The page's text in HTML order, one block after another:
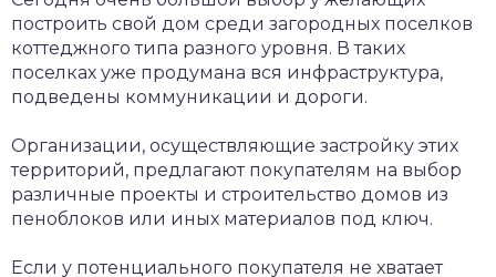
построить свой дом среди загородных поселков
коттеджного типа разного уровня. В таких
поселках уже продумана вся инфраструктура,
подведены коммуникации и дороги.
Организации, осуществляющие застройку этих
территорий, предлагают покупателям на выбор
различные проекты и строительство домов из
пеноблоков или иных материалов под ключ.
Если у потенциального покупателя не хватает